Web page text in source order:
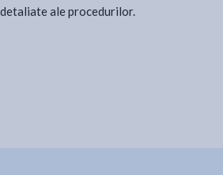
ale procedurilor.